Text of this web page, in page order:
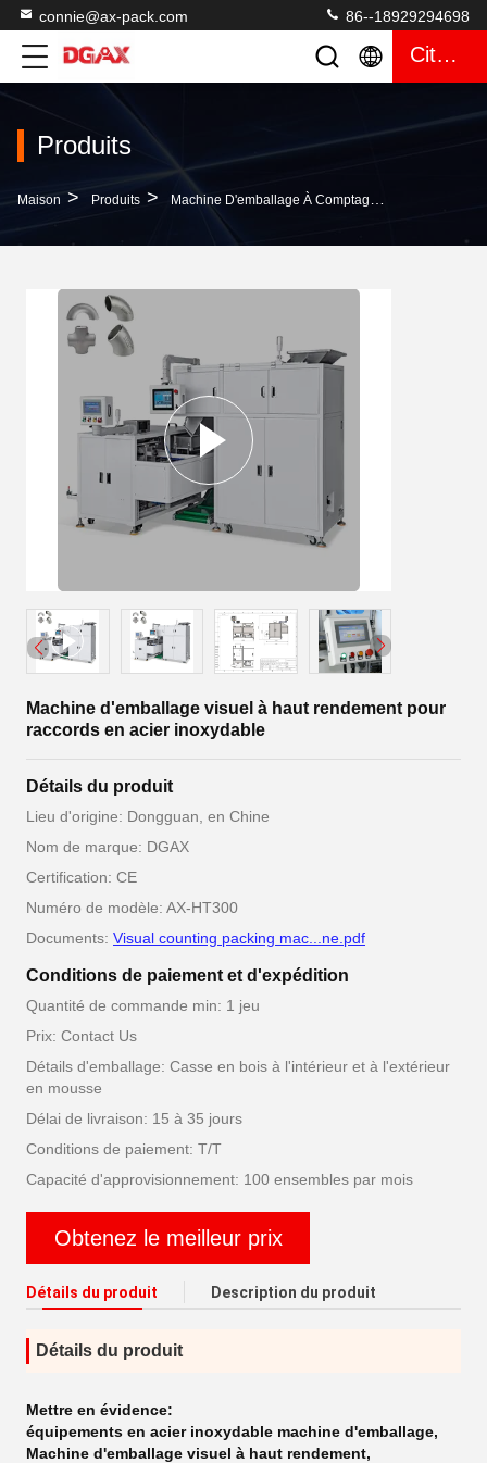
connie@ax-pack.com 86--18929294698
Citation
Produits
Maison > Produits > Machine D'emballage À Comptage Visuel
Machine d'emballage visuel à haut rendement pour
raccords en acier inoxydable
Détails du produit
Lieu d'origine: Dongguan, en Chine
Nom de marque: DGAX
Certification: CE
Numéro de modèle: AX-HT300
Documents: Visual counting packing mac...ne.pdf
Conditions de paiement et d'expédition
Quantité de commande min: 1 jeu
Prix: Contact Us
Détails d'emballage: Casse en bois à l'intérieur et à l'extérieur
en mousse
Délai de livraison: 15 à 35 jours
Conditions de paiement: T/T
Capacité d'approvisionnement: 100 ensembles par mois
Obtenez le meilleur prix
Détails du produit Description du produit
Détails du produit
Mettre en évidence:
équipements en acier inoxydable machine d'emballage,
Machine d'emballage visuel à haut rendement,